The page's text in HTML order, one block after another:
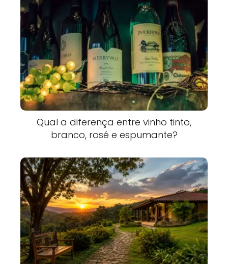
Qual a diferença entre vinho tinto,
branco, rosé e espumante?